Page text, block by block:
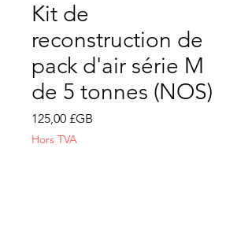
Kit de
reconstruction de
pack d'air série M
de 5 tonnes (NOS)
125,00 £GB
Hors TVA